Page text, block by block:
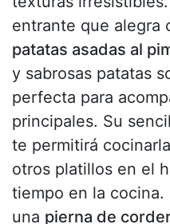
entrante que alegra
patatas asadas al
y sabrosas patatas
perfecta para
principales. Su
te permitirá
otros platillos en el
tiempo en la
una pierna de